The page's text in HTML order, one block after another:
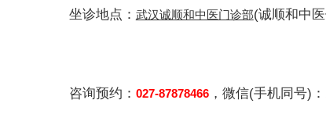
坐诊地点： 武汉诚顺和中医门诊部(诚顺和中
咨询预约： 027-87878466，微信(手机同号)：